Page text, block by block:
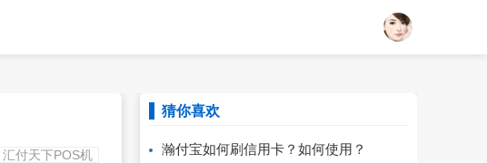
汇付天下POS机
猜你喜欢
瀚付宝如何刷信用卡？如何使用？